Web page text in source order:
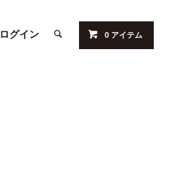
ログイン 0 アイテム